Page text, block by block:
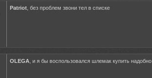
Patriot , без проблем звони тел в списке
OLEGA , и я бы воспользовался шлемак купить надобно